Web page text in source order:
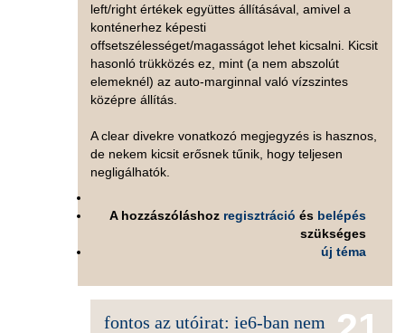
left/right értékek együttes állításával, amivel a
konténerhez képesti
offsetszélességet/magasságot lehet kicsalni. Kicsit
hasonló trükközés ez, mint (a nem abszolút
elemeknél) az auto-marginnal való vízszintes
középre állítás.
A clear divekre vonatkozó megjegyzés is hasznos,
de nekem kicsit erősnek tűnik, hogy teljesen
negligálhatók.
A hozzászóláshoz regisztráció és belépés
szükséges
új téma
fontos az utóirat: ie6-ban nem